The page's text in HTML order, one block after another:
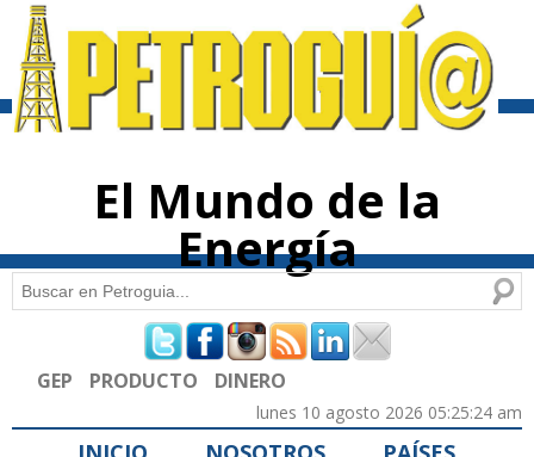
contenido
El Mundo de la
Energía
Formulario de búsqueda
Buscar
GEP PRODUCTO DINERO
lunes 10 agosto 2026 05:25:24 am